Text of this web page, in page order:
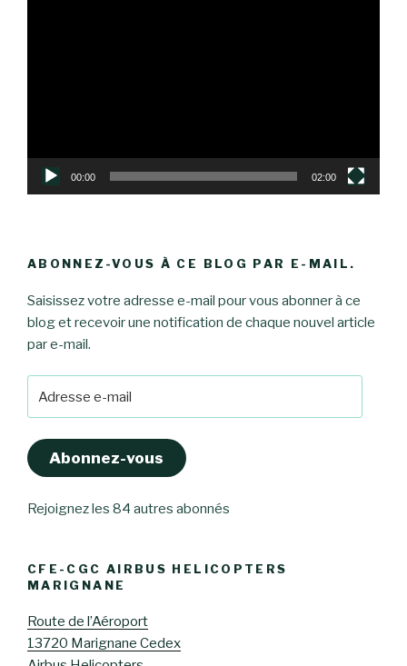
00:00 02:00
ABONNEZ-VOUS À CE BLOG PAR E-MAIL.
Saisissez votre adresse e-mail pour vous abonner à ce
blog et recevoir une notification de chaque nouvel article
par e-mail.
e-
Abonnez-vous
Rejoignez les 84 autres abonnés
CFE-CGC AIRBUS HELICOPTERS
MARIGNANE
Route de l’Aéroport
13720 Marignane Cedex